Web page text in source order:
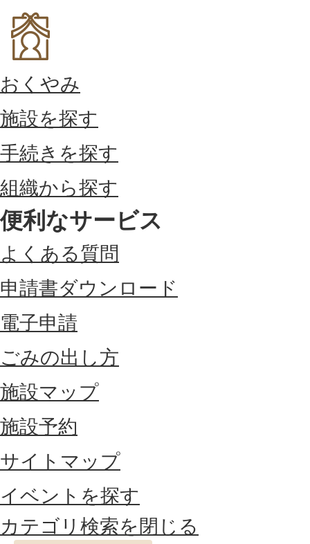
おくやみ
施設を探す
手続きを探す
組織から探す
便利なサービス
よくある質問
申請書ダウンロード
電子申請
ごみの出し方
施設マップ
施設予約
サイトマップ
イベントを探す
カテゴリ検索を閉じる